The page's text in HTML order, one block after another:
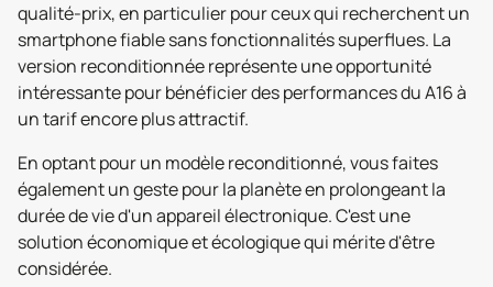
qualité-prix, en particulier pour ceux qui recherchent un
smartphone fiable sans fonctionnalités superflues. La
version reconditionnée représente une opportunité
intéressante pour bénéficier des performances du A16 à
un tarif encore plus attractif.
En optant pour un modèle reconditionné, vous faites
également un geste pour la planète en prolongeant la
durée de vie d'un appareil électronique. C'est une
solution économique et écologique qui mérite d'être
considérée.